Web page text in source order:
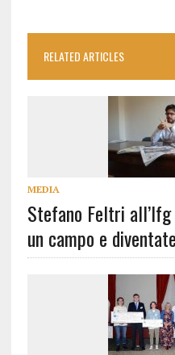
RELATED ARTICLES
MEDIA
Stefano Feltri
un campo e